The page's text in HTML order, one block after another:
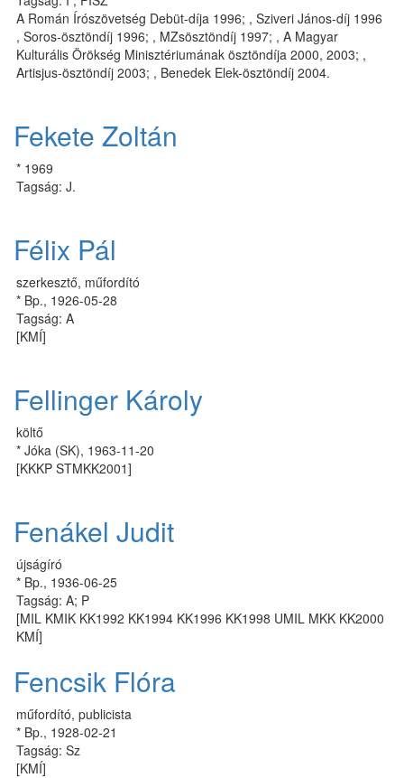
A Román Írószövetség Debüt-díja 1996; , Sziveri János-díj 1996
, Soros-ösztöndíj 1996; , MZsösztöndíj 1997; , A Magyar
Kulturális Örökség Minisztériumának ösztöndíja 2000, 2003; ,
Artisjus-ösztöndíj 2003; , Benedek Elek-ösztöndíj 2004.
Fekete Zoltán
* 1969
Tagság: J.
Félix Pál
szerkesztő, műfordító
* Bp., 1926-05-28
Tagság: A
[KMÍ]
Fellinger Károly
költő
* Jóka (SK), 1963-11-20
[KKKP STMKK2001]
Fenákel Judit
újságíró
* Bp., 1936-06-25
Tagság: A; P
[MIL KMIK KK1992 KK1994 KK1996 KK1998 UMIL MKK KK2000
KMÍ]
Fencsik Flóra
műfordító, publicista
* Bp., 1928-02-21
Tagság: Sz
[KMÍ]